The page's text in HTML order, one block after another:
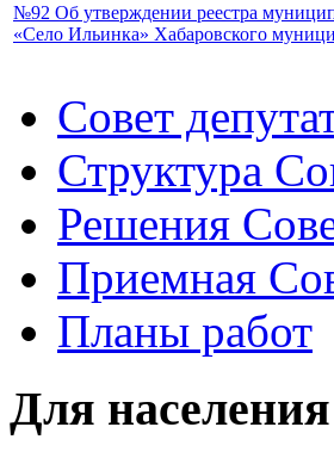
№92 Об утверждении реестра
«Село Ильинка» Хабаровского
Совет
Структура
Решения
Приемная
Планы работ
Для населения